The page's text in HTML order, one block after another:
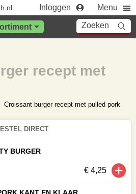
Inloggen Menu
Zoeken
Croissant burger recept met pulled pork
recept met
DIRECT
BURGER
€ 4,25